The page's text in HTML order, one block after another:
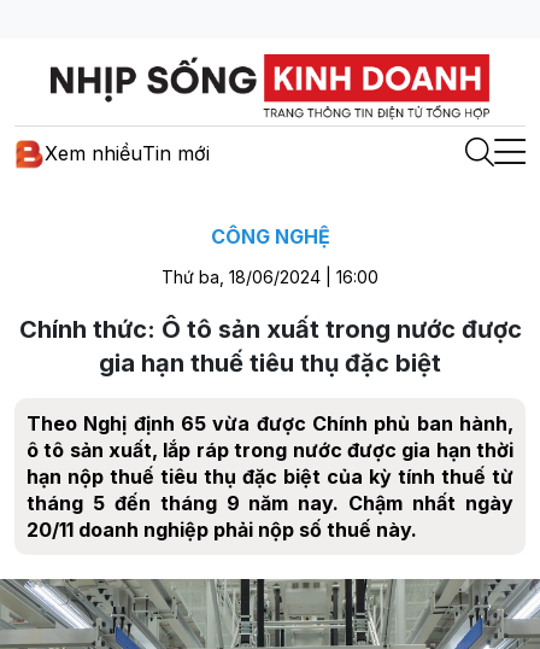
Xem nhiềuTin mới
CÔNG NGHỆ
Thứ ba, 18/06/2024 | 16:00
Chính thức: Ô tô sản xuất trong nước được
gia hạn thuế tiêu thụ đặc biệt
Theo Nghị định 65 vừa được Chính phủ ban hành,
ô tô sản xuất, lắp ráp trong nước được gia hạn thời
hạn nộp thuế tiêu thụ đặc biệt của kỳ tính thuế từ
tháng 5 đến tháng 9 năm nay. Chậm nhất ngày
20/11 doanh nghiệp phải nộp số thuế này.